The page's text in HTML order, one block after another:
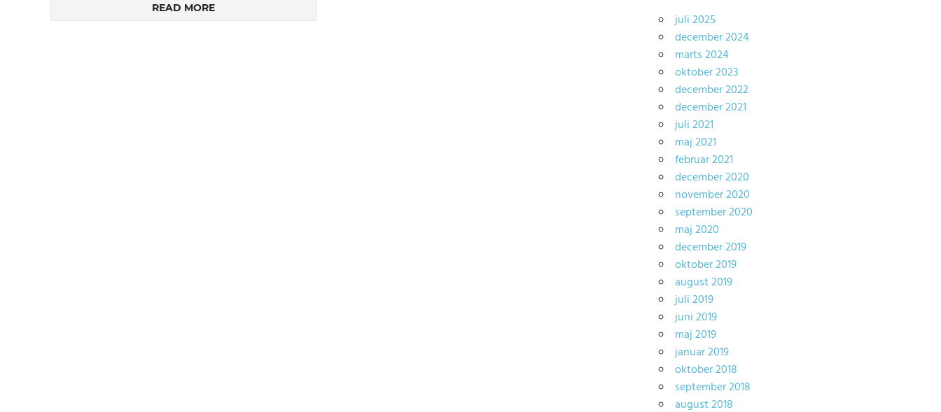
READ MORE
juli 2025
december 2024
marts 2024
oktober 2023
december 2022
december 2021
juli 2021
maj 2021
februar 2021
december 2020
november 2020
september 2020
maj 2020
december 2019
oktober 2019
august 2019
juli 2019
juni 2019
maj 2019
januar 2019
oktober 2018
september 2018
august 2018